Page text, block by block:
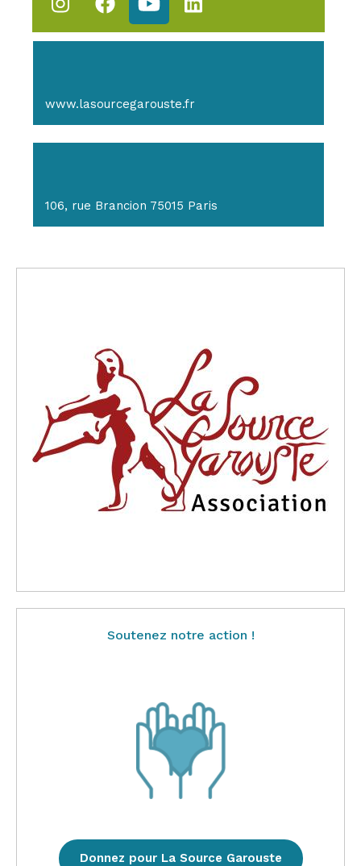
www.lasourcegarouste.fr
106, rue Brancion 75015 Paris
Soutenez notre action !
Donnez pour La Source Garouste